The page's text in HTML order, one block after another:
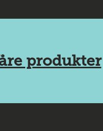
produkter